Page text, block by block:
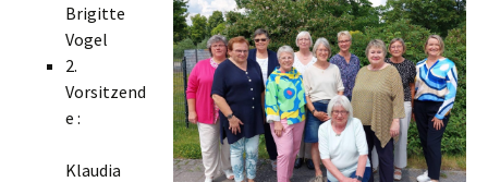
Brigitte
Vogel
2.
Vorsitzend
e :
Klaudia